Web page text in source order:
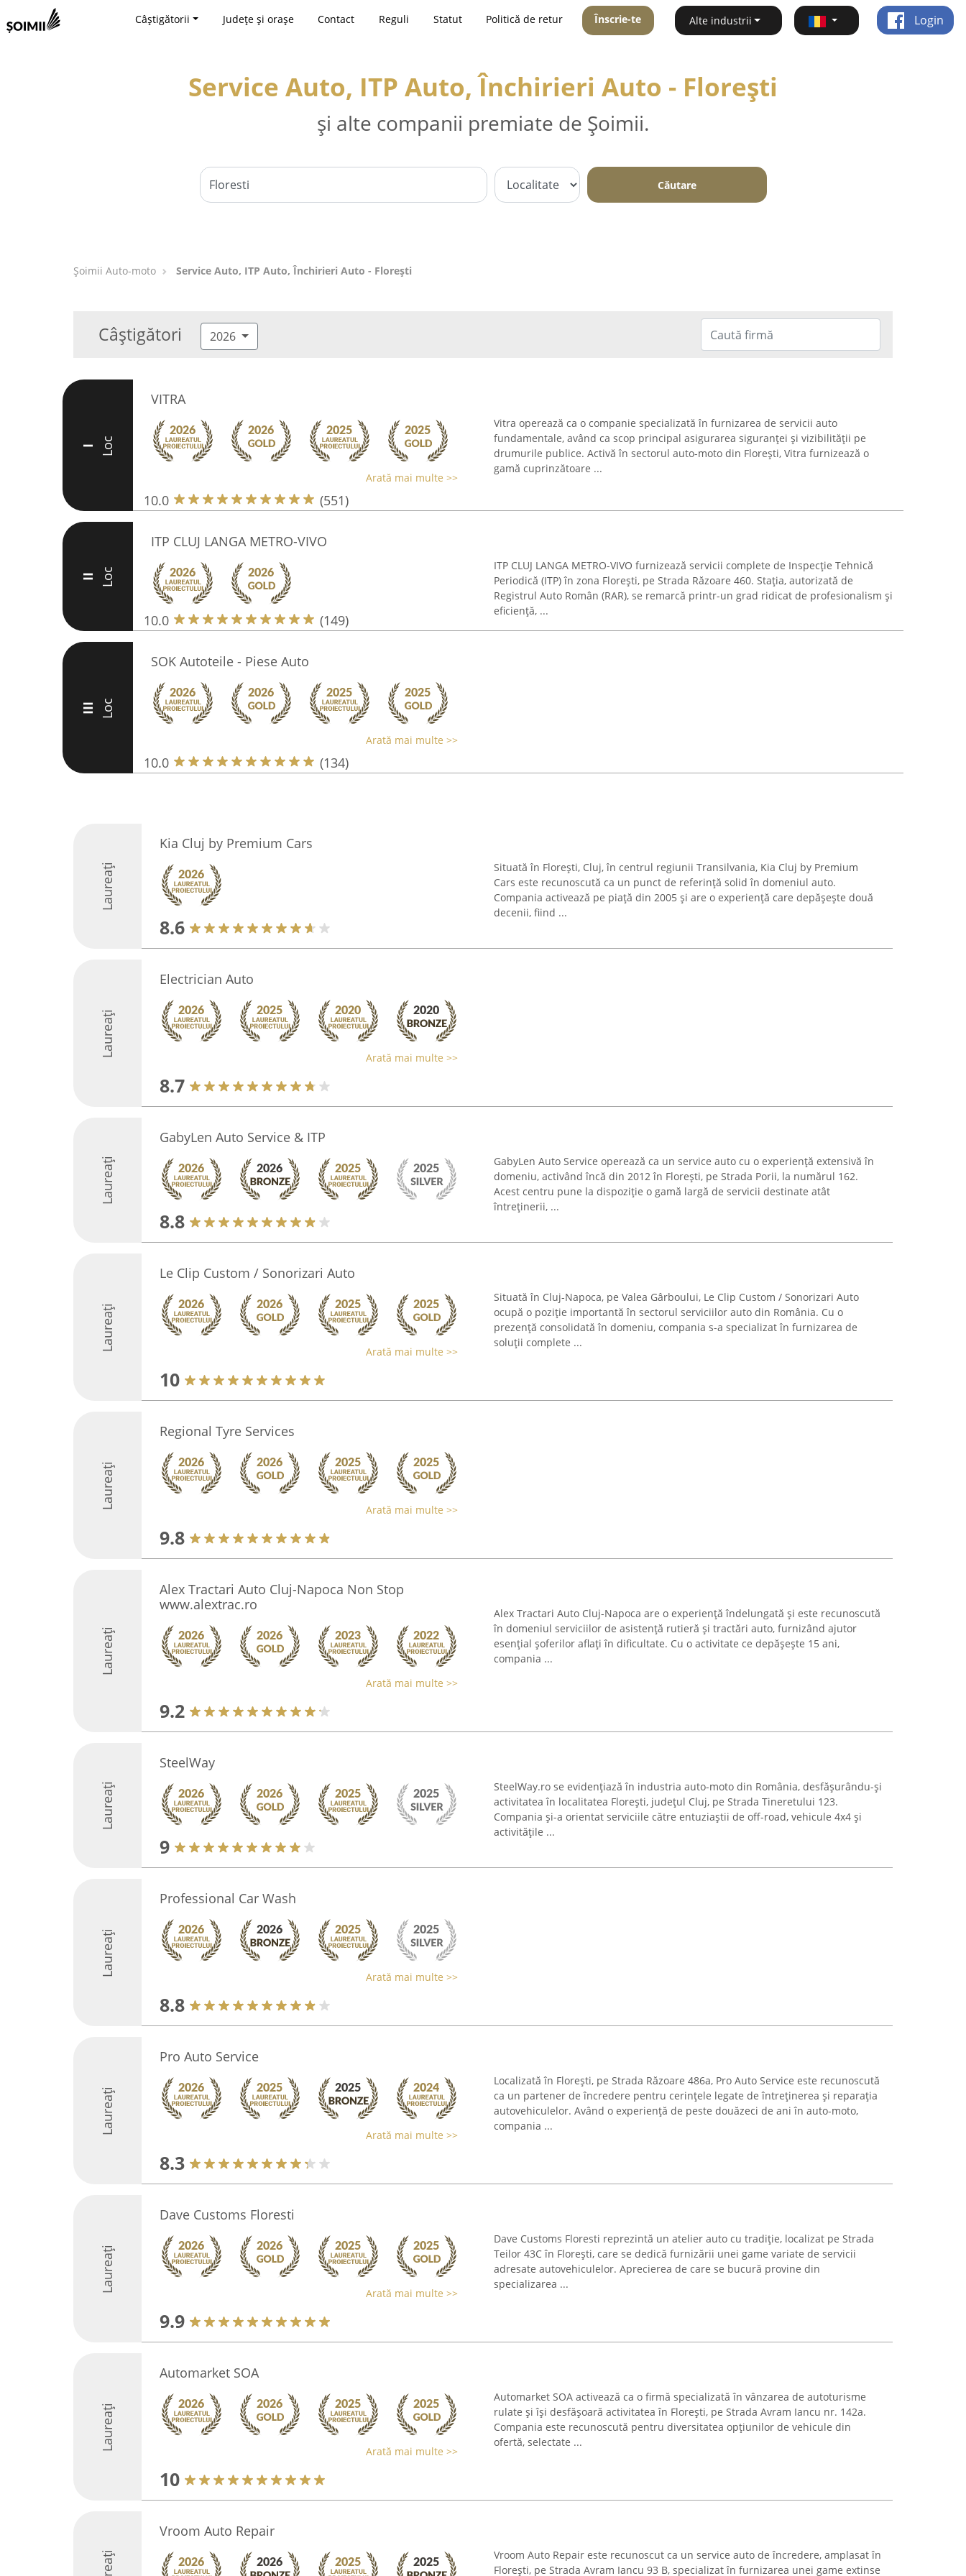
Câștigătorii Județe și orașe Contact Reguli Statut Politică de retur Înscrie-te Alte industrii Login
Service Auto, ITP Auto, Închirieri Auto - Floreşti
și alte companii premiate de Șoimii.
Căutare
Șoimii Auto-moto Service Auto, ITP Auto, Închirieri Auto - Floreşti
Câștigători 2026
I Loc
VITRA
Arată mai multe >>
10.0 (551)
Vitra operează ca o companie specializată în furnizarea de servicii auto
fundamentale, având ca scop principal asigurarea siguranței și vizibilității pe
drumurile publice. Activă în sectorul auto-moto din Florești, Vitra furnizează o
gamă cuprinzătoare ...
II Loc
ITP CLUJ LANGA METRO-VIVO
10.0 (149)
ITP CLUJ LANGA METRO-VIVO furnizează servicii complete de Inspecție Tehnică
Periodică (ITP) în zona Florești, pe Strada Răzoare 460. Stația, autorizată de
Registrul Auto Român (RAR), se remarcă printr-un grad ridicat de profesionalism și
eficiență, ...
III Loc
SOK Autoteile - Piese Auto
Arată mai multe >>
10.0 (134)
Laureați
Kia Cluj by Premium Cars
8.6
Situată în Florești, Cluj, în centrul regiunii Transilvania, Kia Cluj by Premium
Cars este recunoscută ca un punct de referință solid în domeniul auto.
Compania activează pe piață din 2005 și are o experiență care depășește două
decenii, fiind ...
Laureați
Electrician Auto
Arată mai multe >>
8.7
Laureați
GabyLen Auto Service & ITP
8.8
GabyLen Auto Service operează ca un service auto cu o experiență extensivă în
domeniu, activând încă din 2012 în Florești, pe Strada Porii, la numărul 162.
Acest centru pune la dispoziție o gamă largă de servicii destinate atât
întreținerii, ...
Laureați
Le Clip Custom / Sonorizari Auto
Arată mai multe >>
10
Situată în Cluj-Napoca, pe Valea Gârboului, Le Clip Custom / Sonorizari Auto
ocupă o poziție importantă în sectorul serviciilor auto din România. Cu o
prezență consolidată în domeniu, compania s-a specializat în furnizarea de
soluții complete ...
Laureați
Regional Tyre Services
Arată mai multe >>
9.8
Laureați
Alex Tractari Auto Cluj-Napoca Non Stop
www.alextrac.ro
Arată mai multe >>
9.2
Alex Tractari Auto Cluj-Napoca are o experiență îndelungată și este recunoscută
în domeniul serviciilor de asistență rutieră și tractări auto, furnizând ajutor
esențial șoferilor aflați în dificultate. Cu o activitate ce depășește 15 ani,
compania ...
Laureați
SteelWay
9
SteelWay.ro se evidențiază în industria auto-moto din România, desfășurându-și
activitatea în localitatea Florești, județul Cluj, pe Strada Tineretului 123.
Compania și-a orientat serviciile către entuziaștii de off-road, vehicule 4x4 și
activitățile ...
Laureați
Professional Car Wash
Arată mai multe >>
8.8
Laureați
Pro Auto Service
Arată mai multe >>
8.3
Localizată în Florești, pe Strada Răzoare 486a, Pro Auto Service este recunoscută
ca un partener de încredere pentru cerințele legate de întreținerea și reparația
autovehiculelor. Având o experiență de peste douăzeci de ani în auto-moto,
compania ...
Laureați
Dave Customs Floresti
Arată mai multe >>
9.9
Dave Customs Floresti reprezintă un atelier auto cu tradiție, localizat pe Strada
Teilor 43C în Florești, care se dedică furnizării unei game variate de servicii
adresate autovehiculelor. Aprecierea de care se bucură provine din
specializarea ...
Laureați
Automarket SOA
Arată mai multe >>
10
Automarket SOA activează ca o firmă specializată în vânzarea de autoturisme
rulate și își desfășoară activitatea în Florești, pe Strada Avram Iancu nr. 142a.
Compania este recunoscută pentru diversitatea opțiunilor de vehicule din
ofertă, selectate ...
Vroom Auto Repair
Vroom Auto Repair este recunoscut ca un service auto de încredere, amplasat în
Florești, pe Strada Avram Iancu 93 B, specializat în furnizarea unei game extinse